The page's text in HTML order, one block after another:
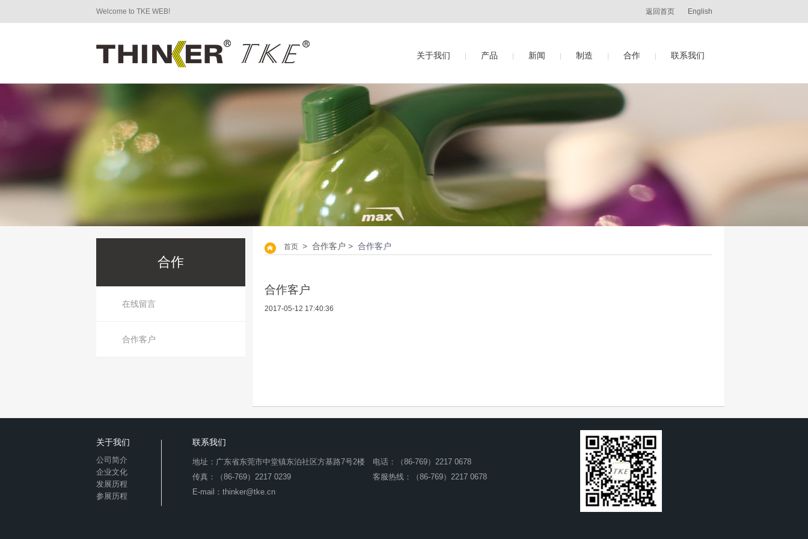
Welcome to TKE WEB! 返回首页 English
关于我们 产品 新闻 制造 合作 联系我们
合作
在线留言
合作客户
首页 > 合作客户 > 合作客户
合作客户
2017-05-12 17:40:36
关于我们
公司简介
企业文化
发展历程
参展历程
联系我们
地址：广东省东莞市中堂镇东泊社区方基路7号2楼
电话：（86-769）2217 0678
传真：（86-769）2217 0239
客服热线：（86-769）2217 0678
E-mail：thinker@tke.cn